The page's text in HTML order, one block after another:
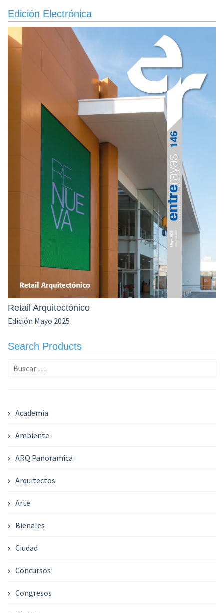
Edición Electrónica
Retail Arquitectónico
Edición Mayo 2025
Search Products
Buscar:
Academia
Ambiente
ARQ Panoramica
Arquitectos
Arte
Bienales
Ciudad
Concursos
Congresos